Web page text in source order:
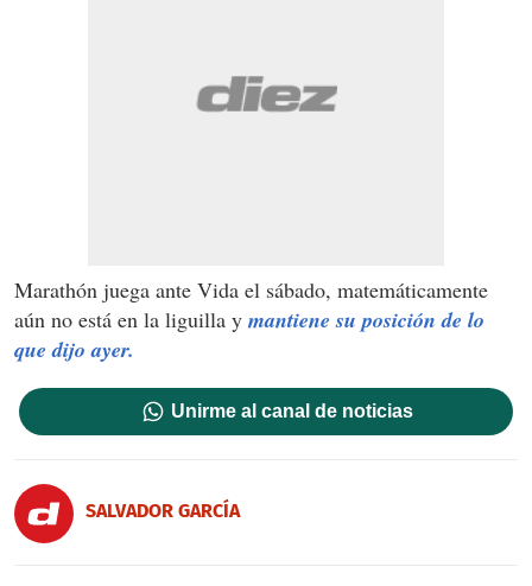
Marathón juega ante Vida el sábado, matemáticamente
aún no está en la liguilla y mantiene su posición de lo
que dijo ayer.
Unirme al canal de noticias
SALVADOR GARCÍ­A